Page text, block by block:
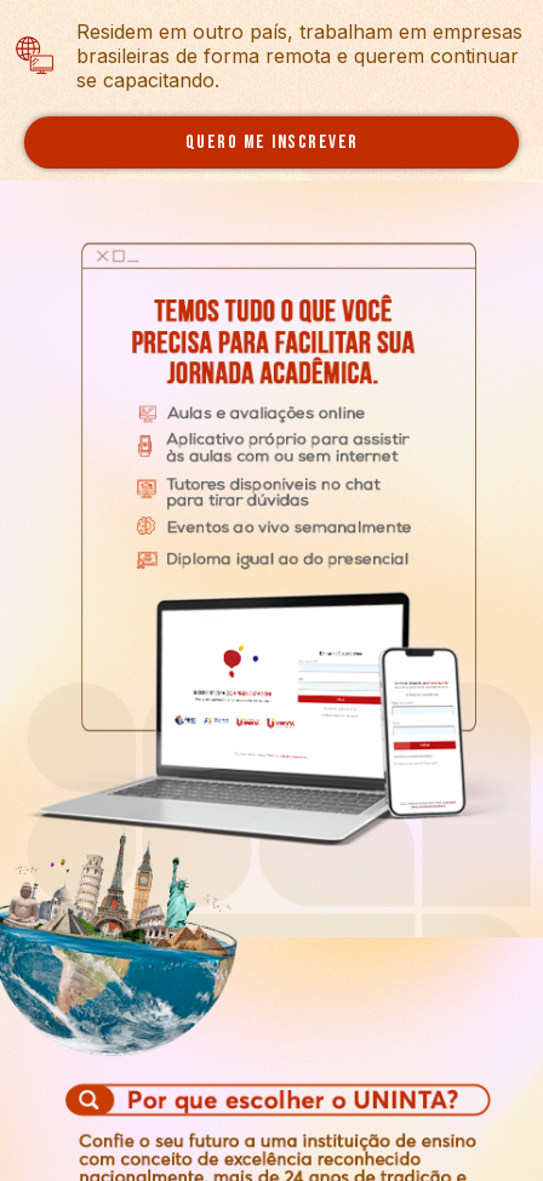
Residem em outro país, trabalham em empresas
brasileiras de forma remota e querem continuar
se capacitando.
QUERO ME INSCREVER